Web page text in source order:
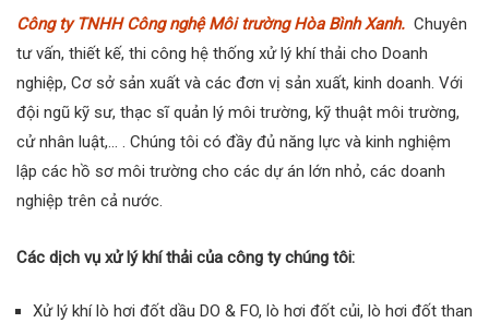
Công ty TNHH Công nghệ Môi trường Hòa Bình Xanh. Chuyên
tư vấn, thiết kế, thi công hệ thống xử lý khí thải cho Doanh
nghiệp, Cơ sở sản xuất và các đơn vị sản xuất, kinh doanh. Với
đội ngũ kỹ sư, thạc sĩ quản lý môi trường, kỹ thuật môi trường,
cử nhân luật,… . Chúng tôi có đầy đủ năng lực và kinh nghiệm
lập các hồ sơ môi trường cho các dự án lớn nhỏ, các doanh
nghiệp trên cả nước.
Các dịch vụ xử lý khí thải của công ty chúng tôi:
Xử lý khí lò hơi đốt dầu DO & FO, lò hơi đốt củi, lò hơi đốt than